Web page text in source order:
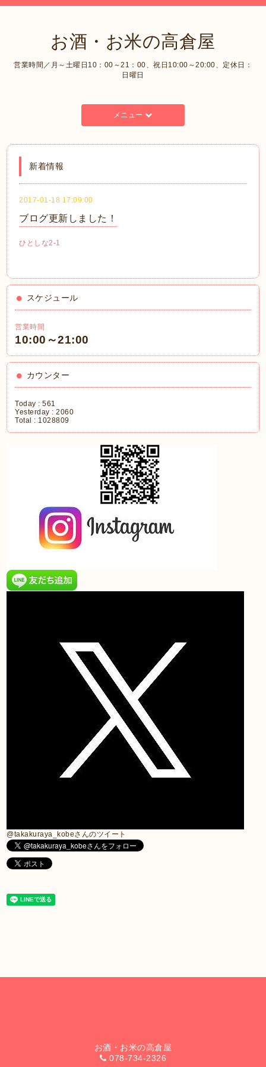
お酒・お米の高倉屋
営業時間／月～土曜日10：00～21：00、祝日10:00～20:00、定休日：
日曜日
メニュー
新着情報
2017-01-18 17:09:00
ブログ更新しました！
ひとしな2-1
スケジュール
営業時間
10:00～21:00
カウンター
Today :561
Yesterday :2060
Total : 1028809
@takakuraya_kobeさんのツイート
お酒・お米の高倉屋
078-734-2326